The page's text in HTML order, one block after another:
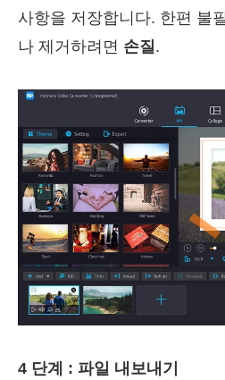
사항을 저장합니다. 한편 불
나 제거하려면 손질.
4 단계 : 파일 내보내기